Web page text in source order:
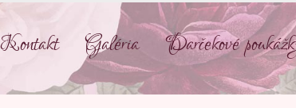
Kontakt Galéria Darčekové